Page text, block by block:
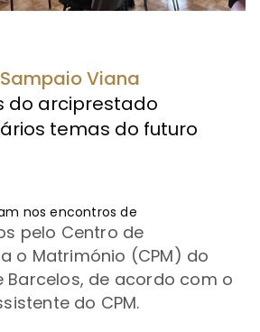
Viana
do arciprestado
temas do futuro
nos encontros de
pelo Centro de
o Matrimónio (CPM) do
de acordo com o
do CPM.